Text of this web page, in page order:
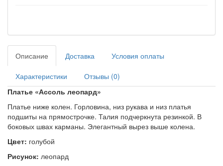
Описание Доставка Условия оплаты
Характеристики
Отзывы (0)
Платье «Ассоль леопард»
Платье ниже колен. Горловина, низ рукава и низ платья
подшиты на прямострочке. Талия подчеркнута резинкой. В
боковых швах карманы. Элегантный вырез выше колена.
Цвет: голубой
Рисунок: леопард